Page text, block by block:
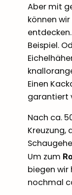
Aber mit
können
Beispiel.
Einen
garantiert
Nach ca.
Kreuzung,
Um zum
biegen wir
nochmal